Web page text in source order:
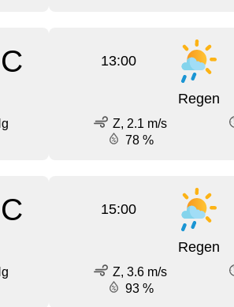
13:00
Regen
Z, 2.1 m/s
78 %
15:00
Regen
Z, 3.6 m/s
93 %